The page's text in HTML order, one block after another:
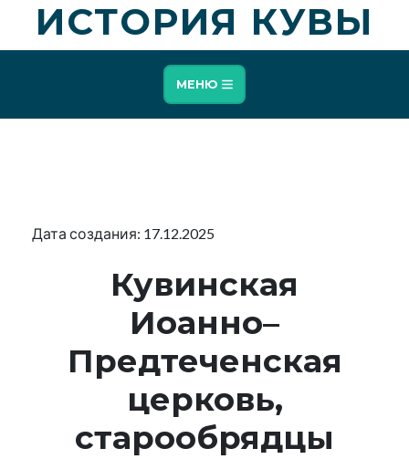
ИСТОРИЯ КУВЫ
МЕНЮ
Дата создания: 17.12.2025
Кувинская
Иоанно–
Предтеченская
церковь,
старообрядцы